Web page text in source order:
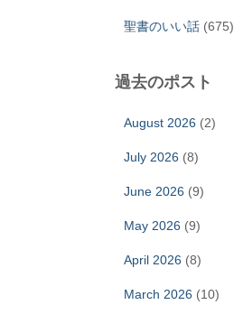
聖書のいい話(675)
過去のポスト
August 2026 (2)
July 2026 (8)
June 2026 (9)
May 2026 (9)
April 2026 (8)
March 2026 (10)